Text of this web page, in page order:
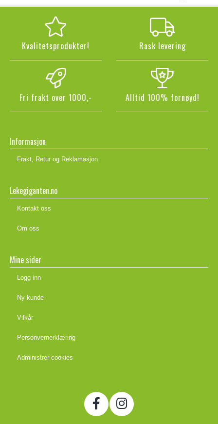
Kvalitetsprodukter! Rask levering
Fri frakt over 1000,- Alltid 100% fornøyd!
Informasjon
Frakt, Retur og Reklamasjon
Lekegiganten.no
Kontakt oss
Om oss
Mine sider
Logg inn
Ny kunde
Vilkår
Personvernerklæring
Administrer cookies